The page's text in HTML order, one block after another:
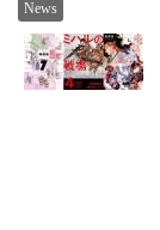
News